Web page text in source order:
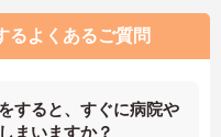
るよくあるご質問
すると、すぐに病院や
まいますか？